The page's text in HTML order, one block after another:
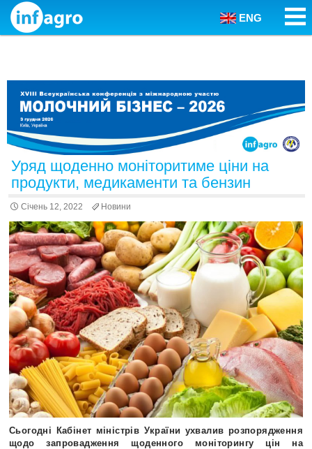
Skip to content
ENG
Уряд щоденно моніторитиме ціни на
продукти, медикаменти та бензин
Січень 12, 2022 Новини
Сьогодні Кабінет міністрів України ухвалив розпорядження
щодо запровадження щоденного моніторингу цін на